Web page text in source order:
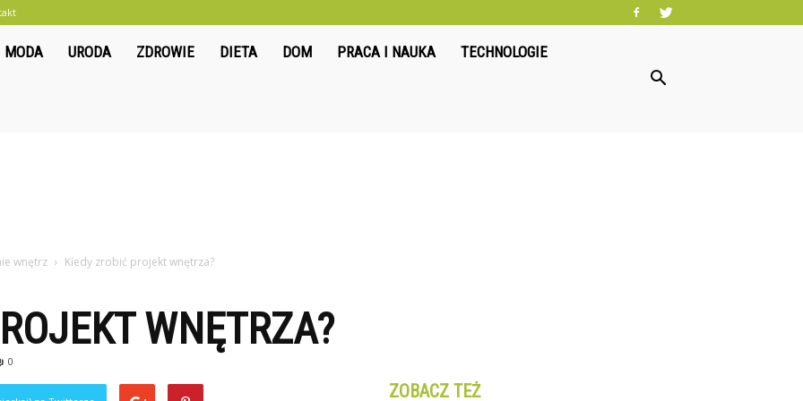
Oliwkowo.pl
MODA URODA ZDROWIE DIETA DOM PRACA I NAUKA TECHNOLOGIE
wnętrz Kiedy zrobić projekt wnętrza?
WNĘTRZA?
0
ZOBACZ TEŻ